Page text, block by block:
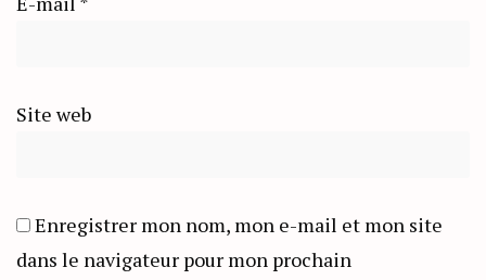
Site web
Enregistrer mon nom, mon e-mail et mon site
dans le navigateur pour mon prochain